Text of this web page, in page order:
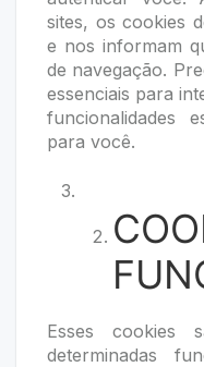
sites, os cookies
e nos informam
de navegação.
essenciais para
funcionalidades
para você.
Esses cookies
determinadas